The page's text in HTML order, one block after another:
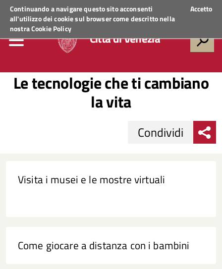
Continuando a navigare questo sito acconsenti
all'utilizzo dei cookie sul browser come descritto nella
nostraCookie Policy
Accetto
Regione VenetoACCEDI AI SERVIZI
Città di Venezia
Le tecnologie che ti cambiano
la vita
Condividi
Visita i musei e le mostre virtuali
Come giocare a distanza con i bambini